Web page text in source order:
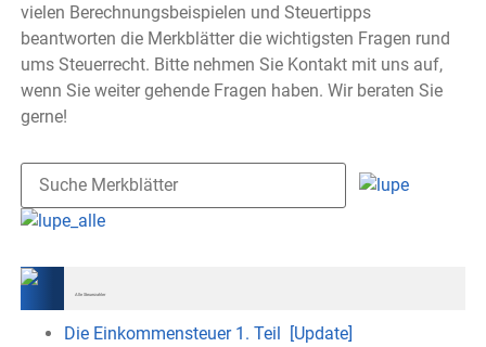
vielen Berechnungsbeispielen und Steuertipps
beantworten die Merkblätter die wichtigsten Fragen rund
ums Steuerrecht. Bitte nehmen Sie Kontakt mit uns auf,
wenn Sie weiter gehende Fragen haben. Wir beraten Sie
gerne!
Alle Steuerzahler
Die Einkommensteuer 1. Teil [Update]